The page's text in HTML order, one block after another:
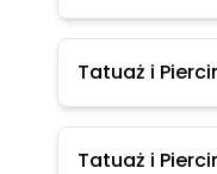
Tatuaż i
Tatuaż i